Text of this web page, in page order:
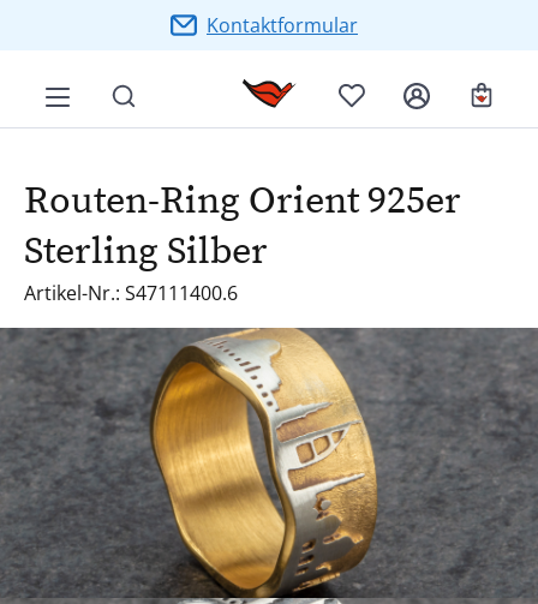
Zum Hauptinhalt springenKontaktformular
Routen-Ring Orient 925er
Sterling Silber
Artikel-Nr.: S47111400.6
Bildergalerie überspringen